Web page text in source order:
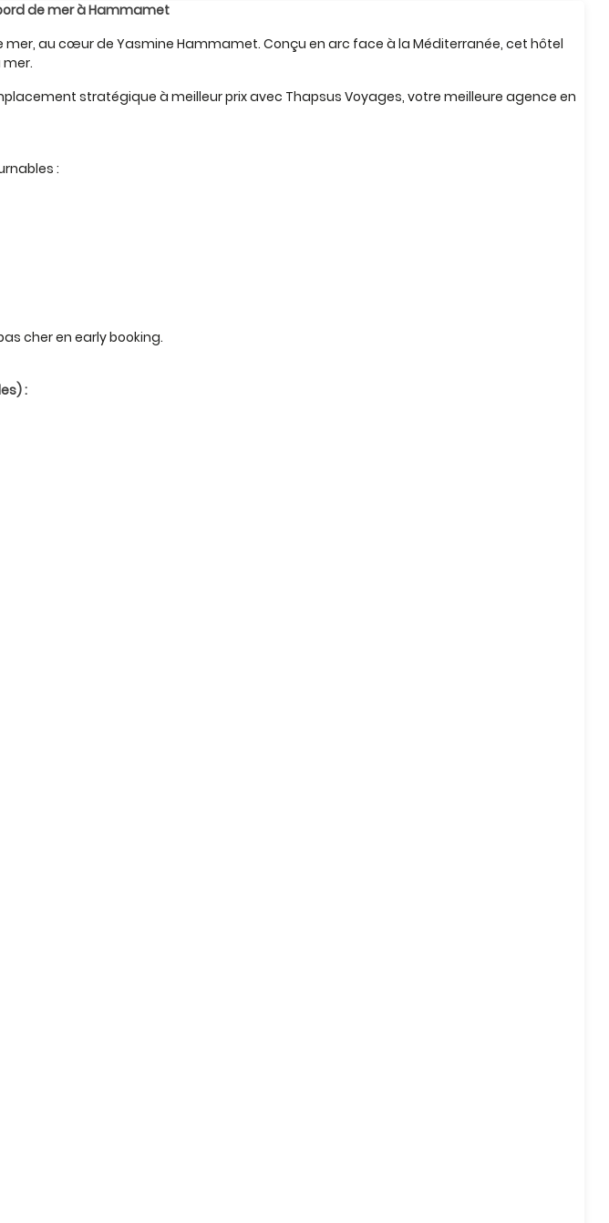
de mer à Hammamet
au cœur de Yasmine Hammamet. Conçu en arc face à la Méditerranée, cet hôtel
stratégique à meilleur prix avec Thapsus Voyages, votre meilleure agence en
:
cher en early booking.
: